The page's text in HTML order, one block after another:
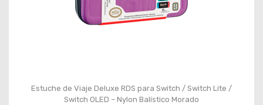
Estuche de Viaje Deluxe RDS para Switch / Switch Lite /
Switch OLED – Nylon Balístico Morado